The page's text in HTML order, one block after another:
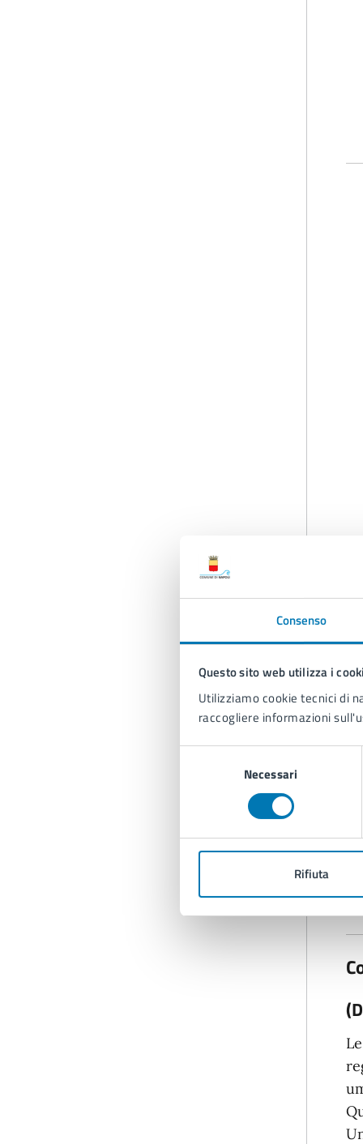
Consenso
Questo sito web utilizza i
Utilizziamo cookie tecnici di
raccogliere informazioni
Necessari
Rifiuta